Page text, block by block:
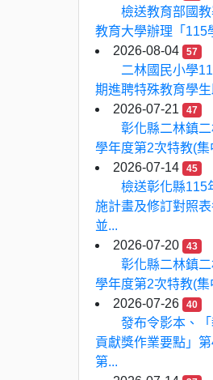
檢送教育部國
教育大學辦理「115
2026-08-04
57
二林國民小學
期進聘特殊教育學
2026-07-21
47
彰化縣二林鎮
學年度第2次特教(集
2026-07-14
45
檢送彰化縣115
施計畫及修訂對照
並...
2026-07-20
43
彰化縣二林鎮
學年度第2次特教(集
2026-07-26
40
發布令影本、
貢獻獎作業要點」
第...